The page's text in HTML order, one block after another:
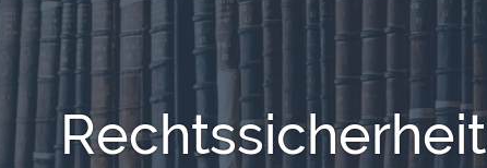
Rechtssicherheit